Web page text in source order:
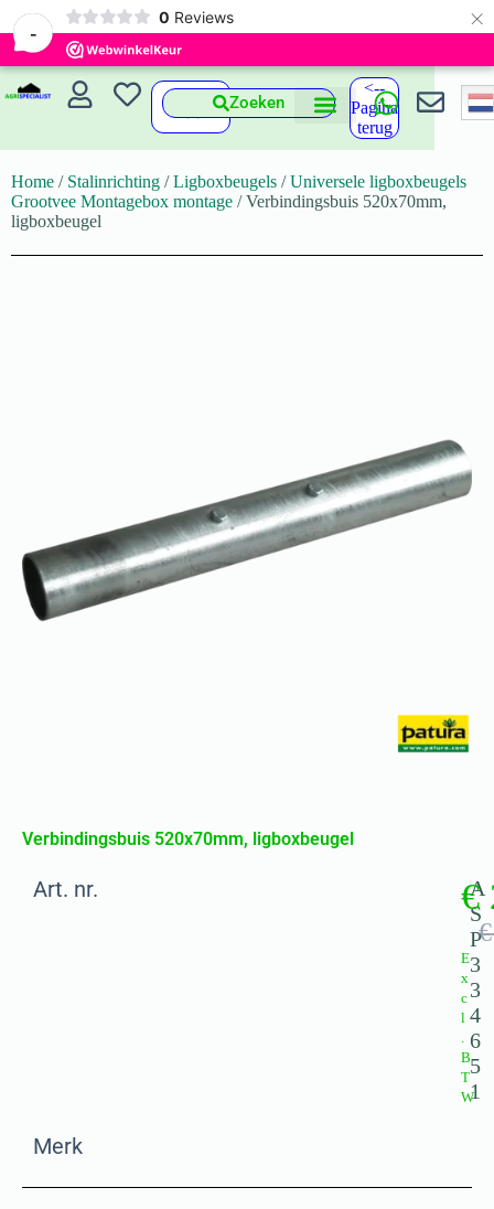
-
0 Reviews ×
Zoeken
<--
Pagina
terug
Home / Stalinrichting /Ligboxbeugels /Universele ligboxbeugels
Grootvee Montagebox montage / Verbindingsbuis 520x70mm,
ligboxbeugel
Verbindingsbuis 520x70mm, ligboxbeugel
Art. nr.
A
S
P
3
3
4
6
5
1
€
€
E
x
c
l
.
B
T
W
Merk